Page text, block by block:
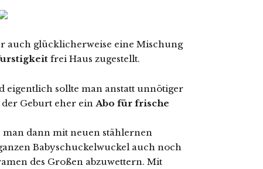
auch glücklicherweise eine Mischung
frei Haus zugestellt.
eigentlich sollte man anstatt unnötiger
Geburt eher ein Abo für frische
dann mit neuen stählernen
Babyschuckelwuckel auch noch
des Großen abzuwettern. Mit